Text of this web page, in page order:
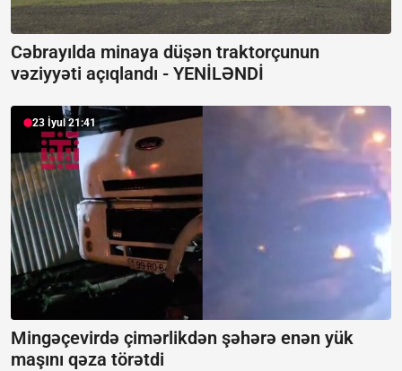
Cəbrayılda minaya düşən traktorçunun
vəziyyəti açıqlandı - YENİLƏNDİ
23 İyul 21:41
Mingəçevirdə çimərlikdən şəhərə enən yük
maşını qəza törətdi